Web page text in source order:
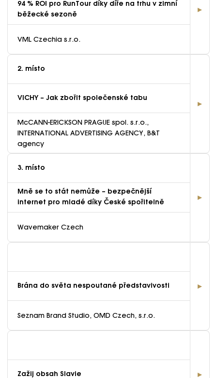
94 % ROI pro RunTour díky díře na trhu v zimní
běžecké sezoně
VML Czechia s.r.o.
2. místo
VICHY – Jak zbořit společenské tabu
McCANN-ERICKSON PRAGUE spol. s.r.o.,
INTERNATIONAL ADVERTISING AGENCY, B&T
agency
3. místo
Mně se to stát nemůže – bezpečnější
internet pro mladé díky České spořitelně
Wavemaker Czech
Brána do světa nespoutané představivosti
Seznam Brand Studio, OMD Czech, s.r.o.
Zažij obsah Slavie